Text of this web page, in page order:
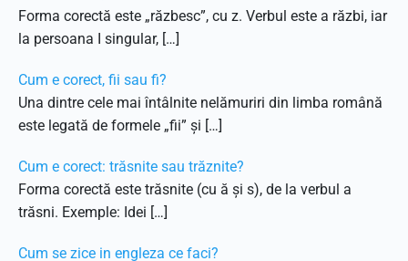
Forma corectă este „răzbesc”, cu z. Verbul este a răzbi, iar
la persoana I singular, […]
Cum e corect, fii sau fi?
Una dintre cele mai întâlnite nelămuriri din limba română
este legată de formele „fii” și […]
Cum e corect: trăsnite sau trăznite?
Forma corectă este trăsnite (cu ă și s), de la verbul a
trăsni. Exemple: Idei […]
Cum se zice in engleza ce faci?